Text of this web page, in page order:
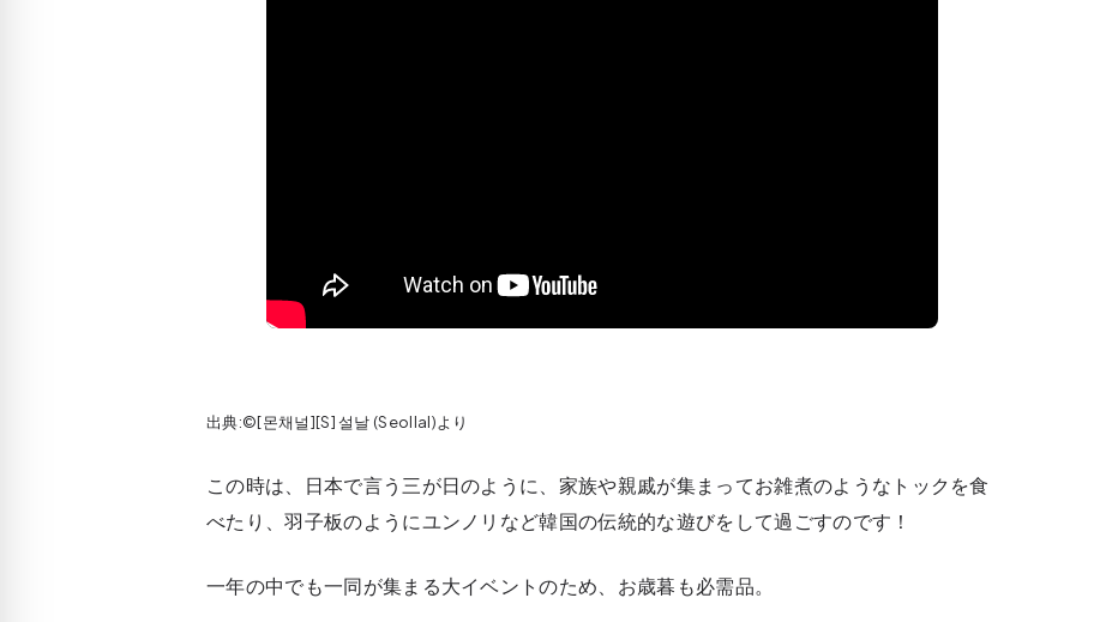
出典:©[몬채널][S] 설날 (Seollal)より
この時は、日本で言う三が日のように、家族や親戚が集まってお雑煮のようなトックを食
べたり、羽子板のようにユンノリなど韓国の伝統的な遊びをして過ごすのです！
一年の中でも一同が集まる大イベントのため、お歳暮も必需品。